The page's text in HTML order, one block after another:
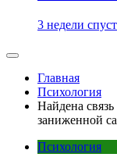
3 недели
Главная
Психология
Найдена
заниженной
Психология